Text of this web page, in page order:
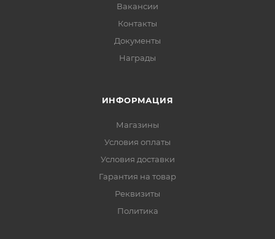
Вакансии
Контакты
Документы
Награды
ИНФОРМАЦИЯ
Магазины
Условия оплаты
Условия доставки
Гарантия на товар
Реквизиты
Политика